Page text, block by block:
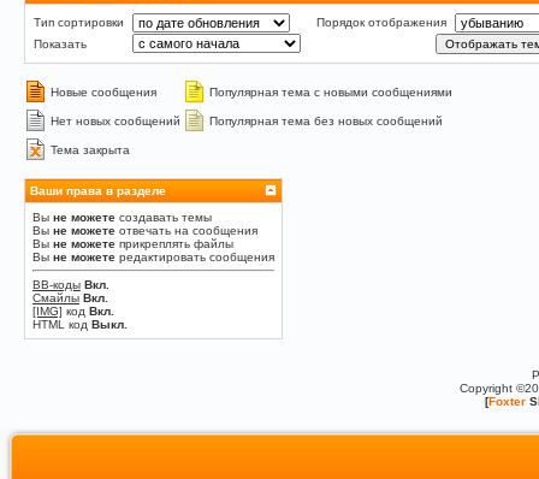
Тип сортировки
Порядок отображения
Показать
Новые сообщения Популярная тема с новыми сообщениями
Нет новых сообщений Популярная тема без новых сообщений
Тема закрыта
Ваши права в разделе
Вы не можете создавать темы
Вы не можете отвечать на сообщения
Вы не можете прикреплять файлы
Вы не можете редактировать сообщения
BB-коды Вкл.
Смайлы Вкл.
[IMG] код Вкл.
HTML код Выкл.
Copyright
[Foxter